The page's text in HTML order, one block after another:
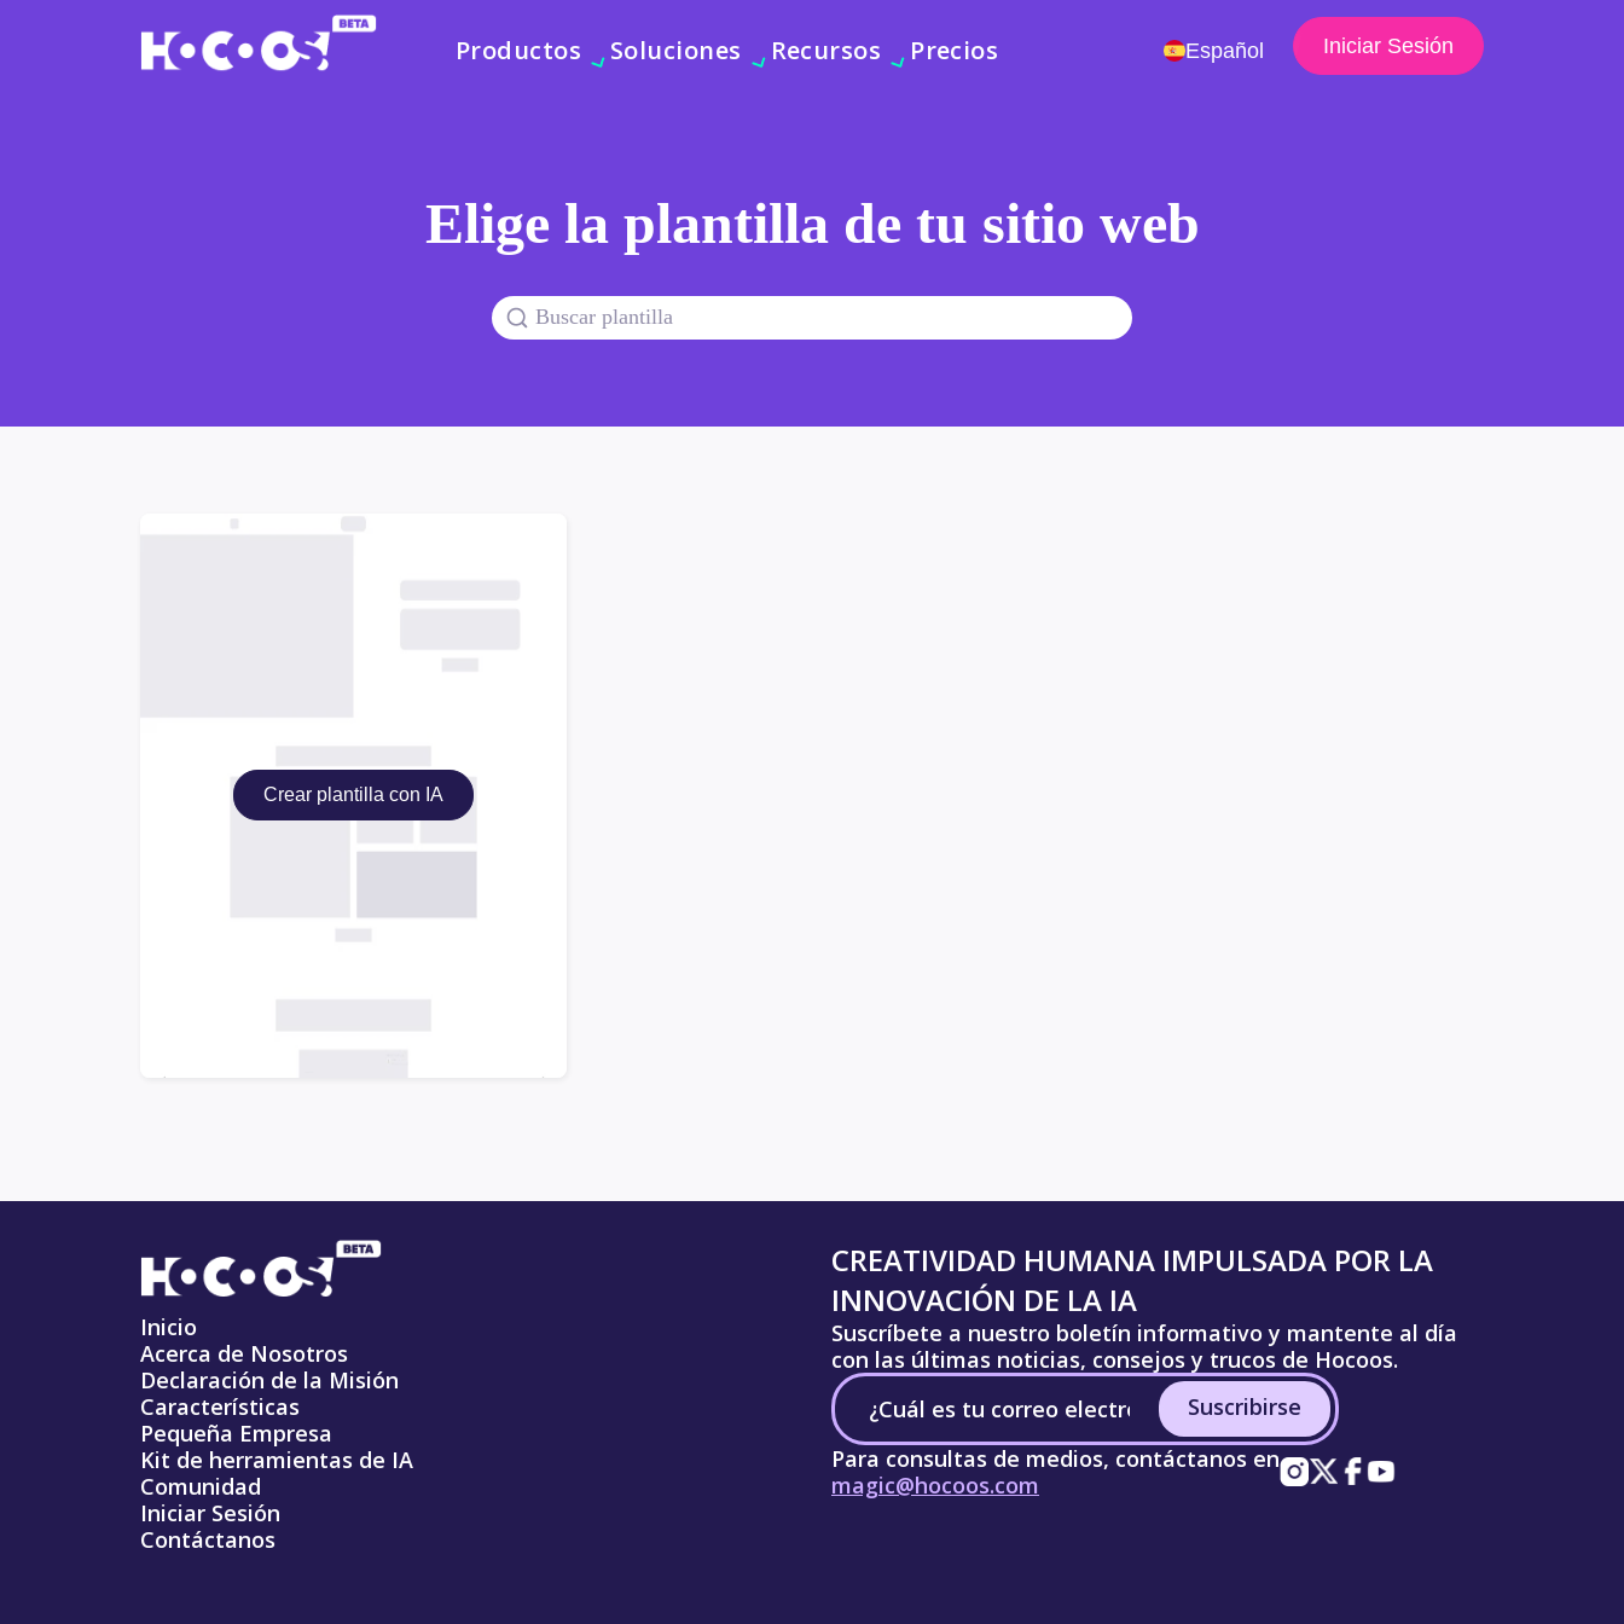
Productos Soluciones Recursos Precios Español Iniciar Sesión
Elige la plantilla de tu sitio web
Crear plantilla con IA
Inicio
Acerca de Nosotros
Declaración de la Misión
Características
Pequeña Empresa
Kit de herramientas de IA
Comunidad
Iniciar Sesión
Contáctanos
CREATIVIDAD HUMANA IMPULSADA POR LA
INNOVACIÓN DE LA IA
Suscríbete a nuestro boletín informativo y mantente al día
con las últimas noticias, consejos y trucos de Hocoos.
Suscribirse
Para consultas de medios, contáctanos en
magic@hocoos.com